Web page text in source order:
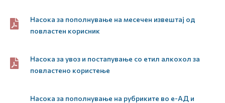
Насока за пополнување на месечен извештај од
повластен корисник
Насока за увоз и постапување со етил алкохол за
повластено користење
Насока за пополнување на рубриките во е-АД и